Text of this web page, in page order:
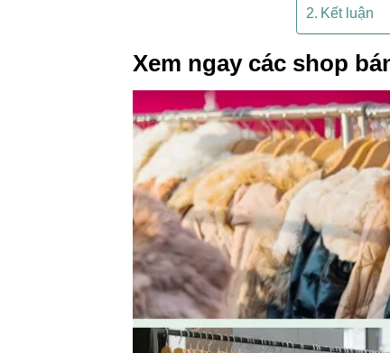
Kết luận
Xem ngay các shop